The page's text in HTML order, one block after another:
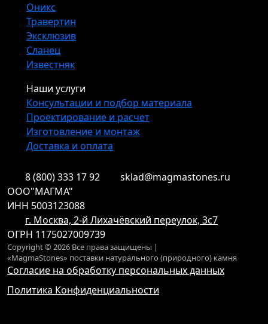
Оникс
Травертин
Эксклюзив
Сланец
Известняк
Наши услуги
Консультации и подбор материала
Проектирование и расчет
Изготовление и монтаж
Доставка и оплата
8 (800) 333 17 92
sklad@magmastones.ru
ООО"МАГМА"
ИНН 5003123088
г. Москва, 2-й Лихачёвский переулок, 3с7
ОГРН 1175027009739
Copyright © 2026 Все права защищены |
«MagmaStones» поставки натурального (природного) камня
Согласие на обработку персональных данных
Политика Конфиденциальности